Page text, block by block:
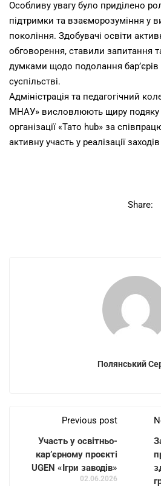
Особливу увагу було приділено
підтримки та взаєморозуміння у
покоління. Здобувачі освіти
обговорення, ставили запитання
думками щодо подолання бар’єрів
суспільстві.
Адміністрація та педагогічний
МНАУ» висловлюють щиру подяку
організації «Тато hub» за
активну участь у реалізації
Share:
Полянський
Previous post
Участь у освітньо-
кар’єрному проєкті
UGEN «Ігри заводів»
02.06.2026